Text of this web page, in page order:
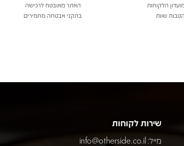
הלקוחות
שוות
האתר מאובטח לרכישה
בתקני אבטחה מחמירים
שירות לקוחות
מייל: info@otherside.co.il